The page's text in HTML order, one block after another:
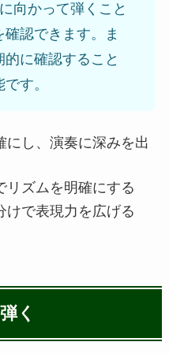
向かって弾くこと
認できます。ま
に確認すること
す。
にし、演奏に深みを出
リズムを明確にする
けで表現力を広げる
く